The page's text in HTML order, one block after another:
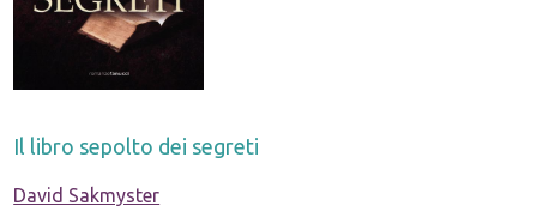
Il libro sepolto dei segreti
David Sakmyster